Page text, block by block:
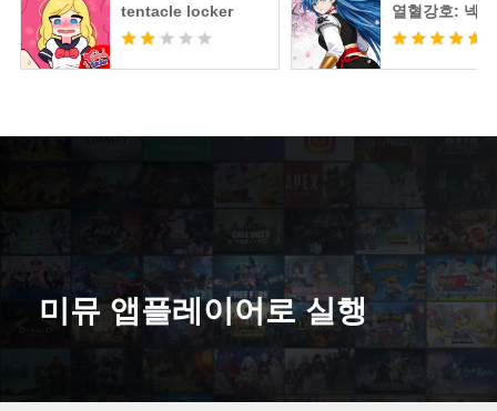
tentacle locker 열혈강호: 넥
미뮤 앱플레이어로 실행